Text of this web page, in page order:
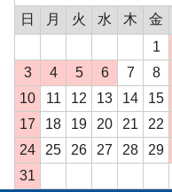
日
月 火 水 木 金
1
3
4 5 6 7 8
10
11 12 13 14 15
17
18 19 20 21 22
24
25 26 27 28 29
31